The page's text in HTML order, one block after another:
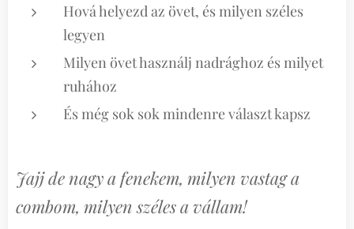
Hová helyezd az övet, és milyen széles
legyen
Milyen övet használj nadrághoz és milyet
ruhához
És még sok sok mindenre választ kapsz
Jajj de nagy a fenekem, milyen vastag a
combom, milyen széles a vállam!